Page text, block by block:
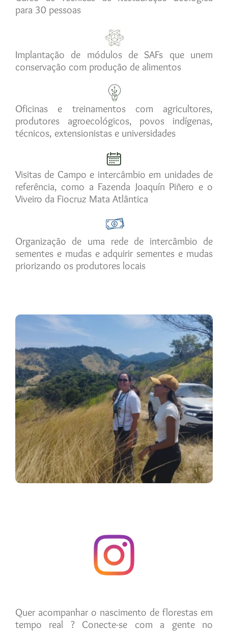
para 30 pessoas
Implantação de módulos de SAFs que unem
conservação com produção de alimentos
Oficinas e treinamentos com agricultores,
produtores agroecológicos, povos indígenas,
técnicos, extensionistas e universidades
Visitas de Campo e intercâmbio em unidades de
referência, como a Fazenda Joaquín Piñero e o
Viveiro da Fiocruz Mata Atlântica
Organização de uma rede de intercâmbio de
sementes e mudas e adquirir sementes e mudas
priorizando os produtores locais
Quer acompanhar o nascimento de florestas em
tempo real ? Conecte-se com a gente no